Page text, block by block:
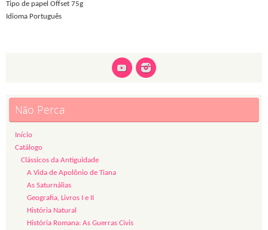
Tipo de papel Offset 75g
Idioma Português
Não Perca
Início
Catálogo
Clássicos da Antiguidade
A Vida de Apolônio de Tiana
As Saturnálias
Geografia, Livros I e II
História Natural
História Romana: As Guerras Civis